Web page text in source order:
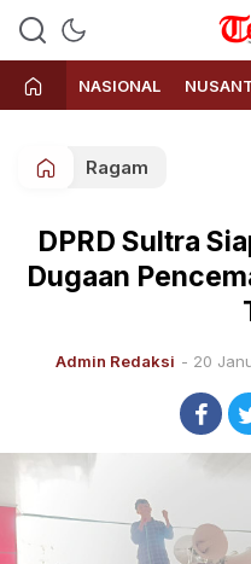
Terobos.id –
Indonesia
Media siber
berita terbaru
dari
NASIONAL
Ragam
DPRD Sultra
Dugaan
Admin Redaksi - 20